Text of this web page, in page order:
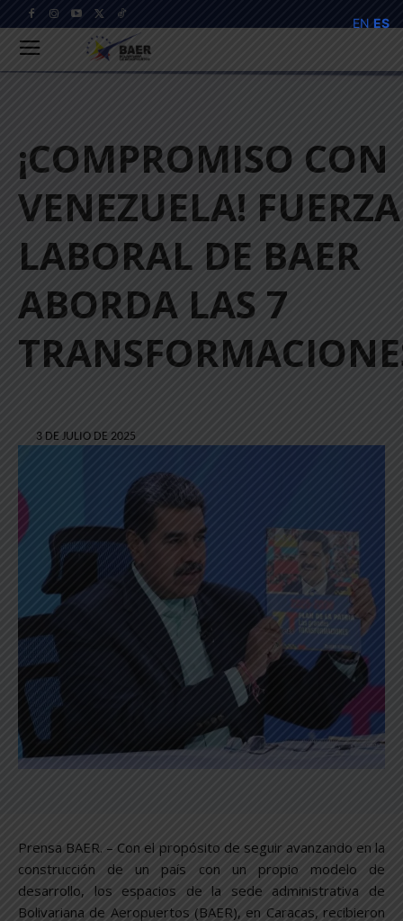
¡COMPROMISO CON
VENEZUELA! FUERZA
LABORAL DE BAER
ABORDA LAS 7
3 DE JULIO DE 2025
Prensa BAER. – Con el propósito de seguir avanzando en la
construcción de un país con un propio modelo de
desarrollo, los espacios de la sede administrativa de
Bolivariana de Aeropuertos (BAER), en Caracas, recibieron
EN ES